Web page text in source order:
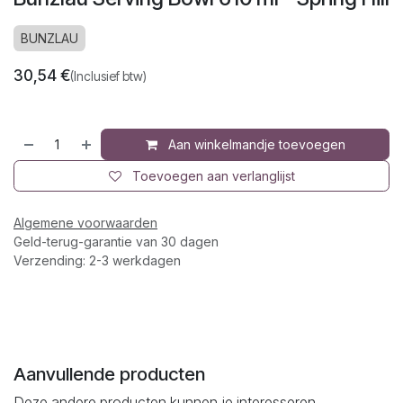
BUNZLAU
30,54€(Inclusief btw)
Aan winkelmandje toevoegen
Toevoegen aan verlanglijst
Algemene voorwaarden
Geld-terug-garantie van 30 dagen
Verzending: 2-3 werkdagen
Aanvullende producten